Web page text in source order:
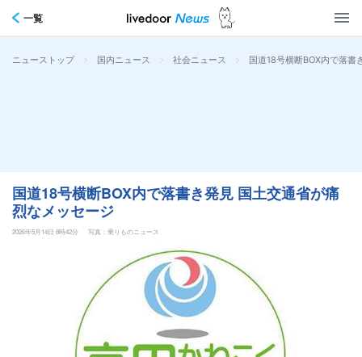
一覧
ニューストップ > 国内ニュース > 社会ニュース > 国道18号横断BOX内で落
国道18号横断BOX内で落書き発見 国土交通省が痛
烈なメッセージ
2026年5月14日 8時42分 写真：乗りものニュース